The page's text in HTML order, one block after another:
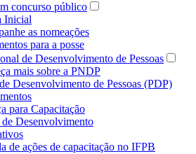
concurso público
Inicial
as nomeações
para a posse
de Desenvolvimento de Pessoas
mais sobre a PNDP
Desenvolvimento de Pessoas (PDP)
para Capacitação
de Desenvolvimento
de ações de capacitação no IFPB